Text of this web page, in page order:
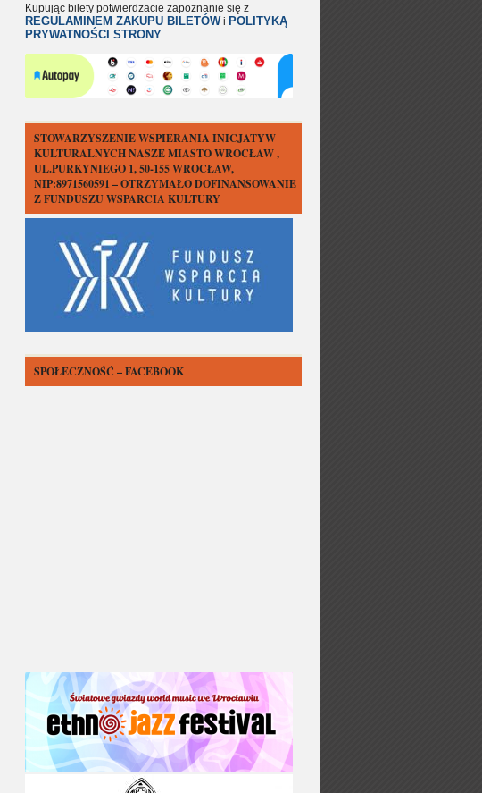
Kupując bilety potwierdzacie zapoznanie się z
REGULAMINEM ZAKUPU BILETÓW i POLITYKĄ
PRYWATNOŚCI STRONY.
STOWARZYSZENIE WSPIERANIA INICJATYW
KULTURALNYCH NASZE MIASTO WROCŁAW ,
UL.PURKYNIEGO 1, 50-155 WROCŁAW,
NIP:8971560591 – OTRZYMAŁO DOFINANSOWANIE
Z FUNDUSZU WSPARCIA KULTURY
SPOŁECZNOŚĆ – FACEBOOK